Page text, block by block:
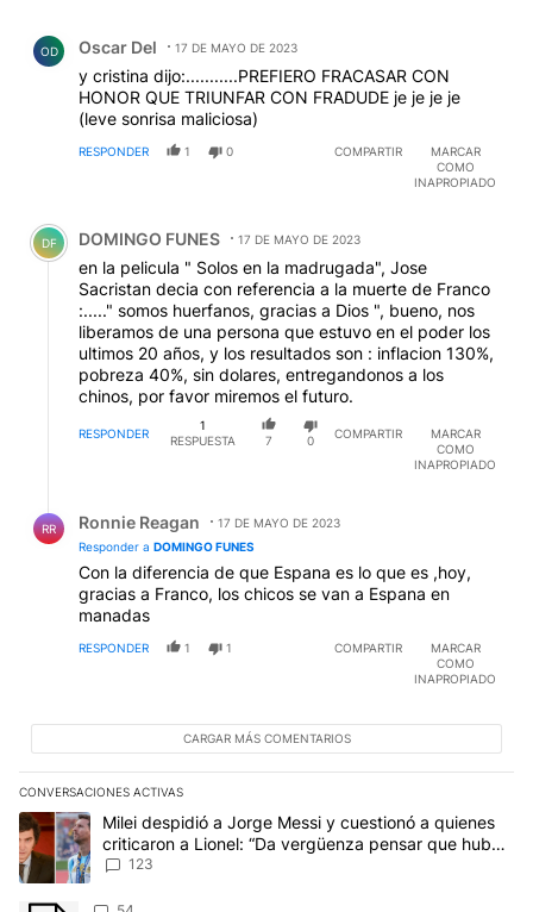
OD Oscar Del 17 DE MAYO DE 2023
y cristina dijo:...........PREFIERO FRACASAR CON
HONOR QUE TRIUNFAR CON FRADUDE je je je je
(leve sonrisa maliciosa)
RESPONDER 1 0 COMPARTIR
MARCAR
COMO
INAPROPIADO
Comentario de DOMINGO FUNES.
DF DOMINGO FUNES 17 DE MAYO DE 2023
en la pelicula " Solos en la madrugada", Jose
Sacristan decia con referencia a la muerte de Franco
:....." somos huerfanos, gracias a Dios ", bueno, nos
liberamos de una persona que estuvo en el poder los
ultimos 20 años, y los resultados son : inflacion 130%,
pobreza 40%, sin dolares, entregandonos a los
chinos, por favor miremos el futuro.
RESPONDER
1
RESPUESTA
7 0
COMPARTIR
MARCAR
COMO
INAPROPIADO
RR Ronnie Reagan
17 DE MAYO DE 2023
Responder a DOMINGO FUNES
Con la diferencia de que Espana es lo que es ,hoy,
gracias a Franco, los chicos se van a Espana en
manadas
RESPONDER 1 1 COMPARTIR
MARCAR
COMO
INAPROPIADO
CARGAR MÁS COMENTARIOS
CONVERSACIONES ACTIVAS
Este listado muestra los artículos con más comentarios en los
Un artículo de tendencia con el título "Milei despidió a Jorge
Milei despidió a Jorge Messi y cuestionó a quienes
criticaron a Lionel: “Da vergüenza pensar que hubo
anti-Messi”
123